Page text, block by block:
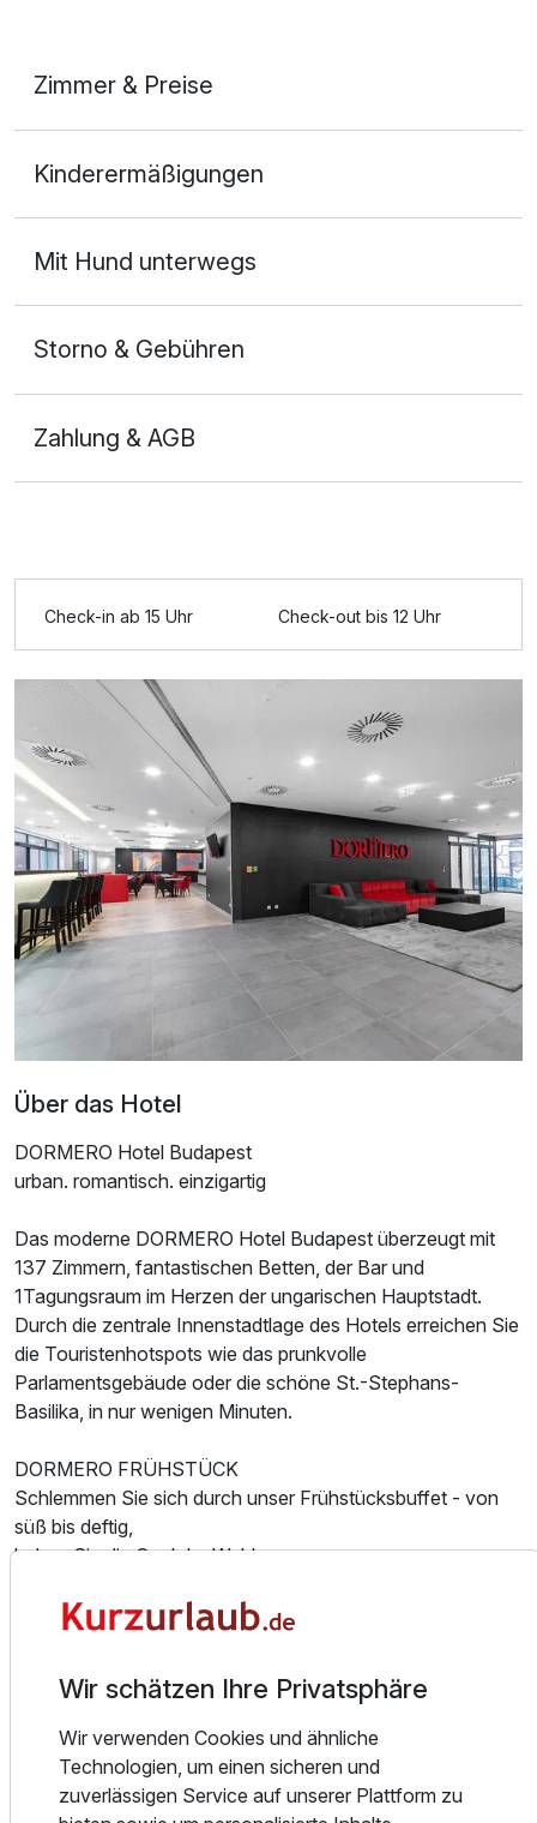
Zimmer & Preise
2 Erwachsene
Für 2 Tage 55,50 €
Kinderermäßigungen
Mit Hund unterwegs
Storno & Gebühren
Zahlung & AGB
Check-in ab 15 Uhr Check-out bis 12 Uhr
Über das Hotel
DORMERO Hotel Budapest
urban. romantisch. einzigartig
Das moderne DORMERO Hotel Budapest überzeugt mit
137 Zimmern, fantastischen Betten, der Bar und
1Tagungsraum im Herzen der ungarischen Hauptstadt.
Durch die zentrale Innenstadtlage des Hotels erreichen Sie
die Touristenhotspots wie das prunkvolle
Parlamentsgebäude oder die schöne St.-Stephans-
Basilika, in nur wenigen Minuten.
DORMERO FRÜHSTÜCK
Schlemmen Sie sich durch unser Frühstücksbuffet - von
süß bis deftig,
haben Sie die Qual der Wahl.
Unser Frühstücksbuffet bietet ein vielfältiges Angebot,
SONDERBAR
Frech und erfrischend anders
Frisch gezapftes Bier, fruchtige Cocktails, Kaffee & Co. - all
das können Sie in angenehmen Ambiente unserer
SONDERBAR genießen.
Wir schätzen Ihre Privatsphäre
Wir verwenden Cookies und ähnliche
Technologien, um einen sicheren und
zuverlässigen Service auf unserer Plattform zu